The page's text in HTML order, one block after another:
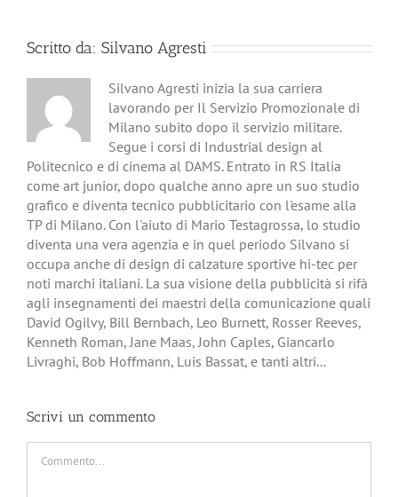
Scritto da: Silvano Agresti
Silvano Agresti inizia la sua carriera
lavorando per Il Servizio Promozionale di
Milano subito dopo il servizio militare.
Segue i corsi di Industrial design al
Politecnico e di cinema al DAMS. Entrato in RS Italia
come art junior, dopo qualche anno apre un suo studio
grafico e diventa tecnico pubblicitario con l'esame alla
TP di Milano. Con l'aiuto di Mario Testagrossa, lo studio
diventa una vera agenzia e in quel periodo Silvano si
occupa anche di design di calzature sportive hi-tec per
noti marchi italiani. La sua visione della pubblicità si rifà
agli insegnamenti dei maestri della comunicazione quali
David Ogilvy, Bill Bernbach, Leo Burnett, Rosser Reeves,
Kenneth Roman, Jane Maas, John Caples, Giancarlo
Livraghi, Bob Hoffmann, Luis Bassat, e tanti altri...
Scrivi un commento